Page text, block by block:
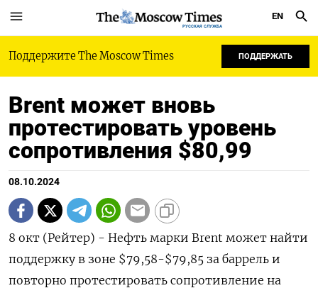
РУССКАЯ СЛУЖБА
EN
Поддержите The Moscow Times ПОДДЕРЖАТЬ
Brent может вновь
протестировать уровень
сопротивления $80,99
08.10.2024
8 окт (Рейтер) - Нефть марки Brent может найти
поддержку в зоне $79,58-$79,85 за баррель и
повторно протестировать сопротивление на